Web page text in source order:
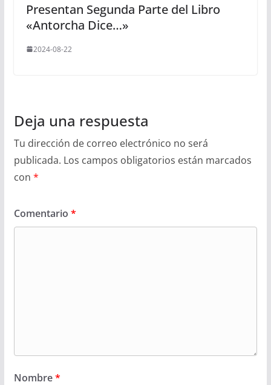
Presentan Segunda Parte del Libro
«Antorcha Dice…»
2024-08-22
Deja una respuesta
Tu dirección de correo electrónico no será
publicada. Los campos obligatorios están marcados
con *
Comentario *
Nombre*